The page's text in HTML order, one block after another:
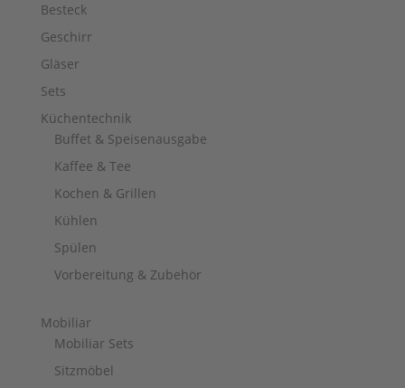
Besteck
Geschirr
Gläser
Sets
Küchentechnik
Buffet & Speisenausgabe
Kaffee & Tee
Kochen & Grillen
Kühlen
Spülen
Vorbereitung & Zubehör
Mobiliar
Mobiliar Sets
Sitzmöbel